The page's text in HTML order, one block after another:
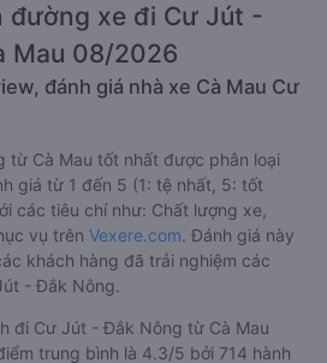
đường xe đi Cư Jút -
Mau 08/2026
đánh giá nhà xe Cà Mau Cư
từ Cà Mau tốt nhất được phân loại
giá từ 1 đến 5 (1: tệ nhất, 5: tốt
các tiêu chí như: Chất lượng xe,
vụ trên Vexere.com. Đánh giá này
khách hàng đã trải nghiệm các
- Đắk Nông.
đi Cư Jút - Đắk Nông từ Cà Mau
trung bình là 4.3/5 bởi 714 hành